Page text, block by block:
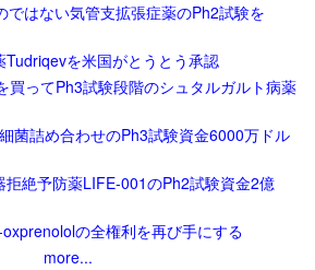
ではない気管支拡張症薬のPh2試験を
を米国がとうとう承認
買ってPh3試験段階のシュタルガルト病薬
菌詰め合わせのPh3試験資金6000万ドル
拒絶予防薬LIFE-001のPh2試験資金2億
の全権利を再び手にする
more...